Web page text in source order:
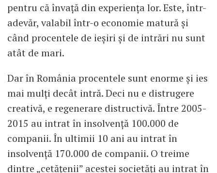
pentru că învață din experiența lor. Este, într-
adevăr, valabil într-o economie matură și
când procentele de ieșiri și de intrări nu sunt
atât de mari.
Dar în România procentele sunt enorme și ies
mai mulți decât intră. Deci nu e distrugere
creativă, e regenerare distructivă. Între 2005-
2015 au intrat în insolvență 100.000 de
companii. În ultimii 10 ani au intrat în
insolvență 170.000 de companii. O treime
dintre „cetățenii” acestei societăți au intrat în